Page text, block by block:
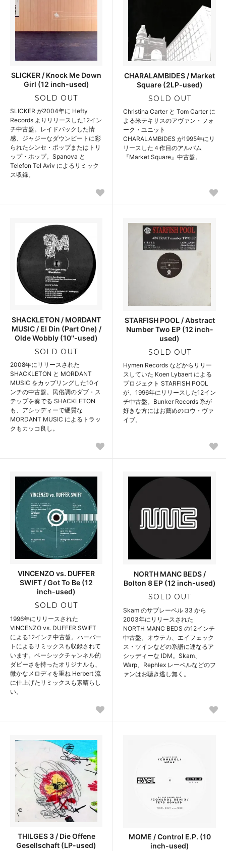
SLICKER / Knock Me Down
Girl (12 inch-used)
SOLD OUT
SLICKER が2004年に Hefty
Records よりリリースした12イン
チ中古盤。レイドバックした情
感、ジャジーなダウンビートに彩
られたシンセ・ポップまたはトリ
ップ・ホップ。Spanova と
Telefon Tel Aviv によるリミック
ス収録。
CHARALAMBIDES / Market
Square (2LP-used)
SOLD OUT
Christina Carter と Tom Carter に
よる米テキサスのアヴァン・フォ
ーク・ユニット
CHARALAMBIDES が1995年にリ
リースした４作目のアルバム
『Market Square』中古盤。
SHACKLETON / MORDANT
MUSIC / El Din (Part One) /
Olde Wobbly (10''-used)
SOLD OUT
2008年にリリースされた
SHACKLETON と MORDANT
MUSIC をカップリングした10イ
ンチの中古盤。民俗調のダブ・ス
テップを奏でる SHACKLETON
も、アシッディーで硬質な
MORDANT MUSIC によるトラッ
クもカッコ良し。
STARFISH POOL / Abstract
Number Two EP (12 inch-
used)
SOLD OUT
Hymen Records などからリリー
スしていた Koen Lybaert による
プロジェクト STARFISH POOL
が、1996年にリリースした12イン
チ中古盤。Bunker Records 系が
好きな方にはお薦めのロウ・ヴァ
イブ。
VINCENZO vs. DUFFER
SWIFT / Got To Be (12
inch-used)
SOLD OUT
1996年にリリースされた
VINCENZO vs. DUFFER SWIFT
による12インチ中古盤。ハーバー
トによるリミックスも収録されて
います。ベーシックチャンネル的
ダビーさを持ったオリジナルも、
微かなメロディを重ね Herbert 流
に仕上げたリミックスも素晴らし
い。
NORTH MANC BEDS /
Bolton 8 EP (12 inch-used)
SOLD OUT
Skam のサブレーベル 33 から
2003年にリリースされた
NORTH MANC BEDS の12インチ
中古盤。オウテカ、エイフェック
ス・ツインなどの系譜に連なるア
シッディーな IDM。Skam、
Warp、Rephlex レーベルなどのフ
ァンはお聴き逃し無く。
THILGES 3 / Die Offene
Gesellschaft (LP-used)
MOME / Control E.P. (10
inch-used)